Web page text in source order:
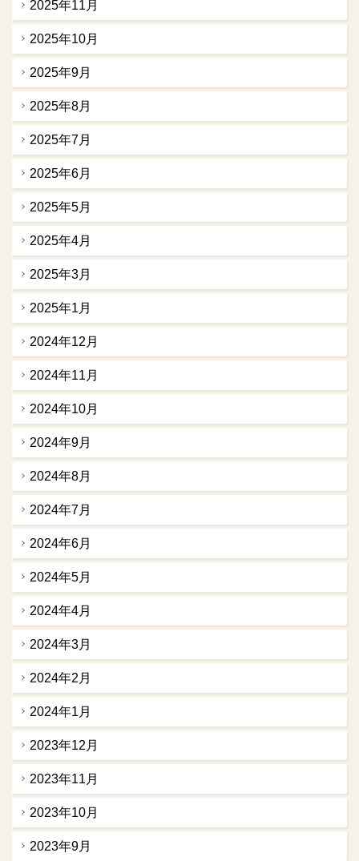
2025年11月
2025年10月
2025年9月
2025年8月
2025年7月
2025年6月
2025年5月
2025年4月
2025年3月
2025年1月
2024年12月
2024年11月
2024年10月
2024年9月
2024年8月
2024年7月
2024年6月
2024年5月
2024年4月
2024年3月
2024年2月
2024年1月
2023年12月
2023年11月
2023年10月
2023年9月